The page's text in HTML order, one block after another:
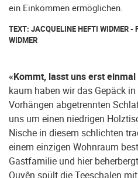
ein Einkommen ermöglichen.
TEXT: JACQUELINE HEFTI WIDMER -
WIDMER
«Kommt, lasst uns erst
kaum haben wir das Gepäck
Vorhängen abgetrennten
uns um einen niedrigen
Nische in diesem schlichten
einem einzigen Wohnraum
Gastfamilie und hier
Quyên spült die Teeschalen